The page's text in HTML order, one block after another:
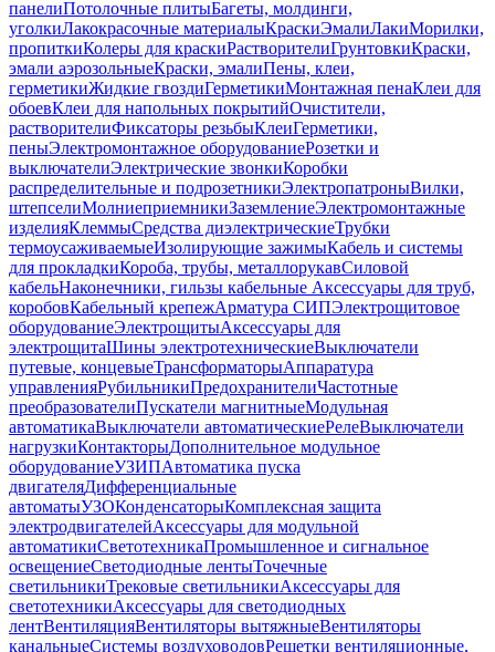
панелиПотолочные плитыБагеты, молдинги,
уголкиЛакокрасочные материалыКраскиЭмалиЛакиМорилки,
пропиткиКолеры для краскиРастворителиГрунтовкиКраски,
эмали аэрозольныеКраски, эмалиПены, клеи,
герметикиЖидкие гвоздиГерметикиМонтажная пенаКлеи для
обоевКлеи для напольных покрытийОчистители,
растворителиФиксаторы резьбыКлеиГерметики,
пеныЭлектромонтажное оборудованиеРозетки и
выключателиЭлектрические звонкиКоробки
распределительные и подрозетникиЭлектропатроныВилки,
штепселиМолниеприемникиЗаземлениеЭлектромонтажные
изделияКлеммыСредства диэлектрическиеТрубки
термоусаживаемыеИзолирующие зажимыКабель и системы
для прокладкиКороба, трубы, металлорукавСиловой
кабельНаконечники, гильзы кабельные Аксессуары для труб,
коробовКабельный крепежАрматура СИПЭлектрощитовое
оборудованиеЭлектрощитыАксессуары для
электрощитаШины электротехническиеВыключатели
путевые, концевыеТрансформаторыАппаратура
управленияРубильникиПредохранителиЧастотные
преобразователиПускатели магнитныеМодульная
автоматикаВыключатели автоматическиеРелеВыключатели
нагрузкиКонтакторыДополнительное модульное
оборудованиеУЗИПАвтоматика пуска
двигателяДифференциальные
автоматыУЗОКонденсаторыКомплексная защита
электродвигателейАксессуары для модульной
автоматикиСветотехникаПромышленное и сигнальное
освещениеСветодиодные лентыТочечные
светильникиТрековые светильникиАксессуары для
светотехникиАксессуары для светодиодных
лентВентиляцияВентиляторы вытяжныеВентиляторы
канальныеСистемы воздуховодовРешетки вентиляционные,